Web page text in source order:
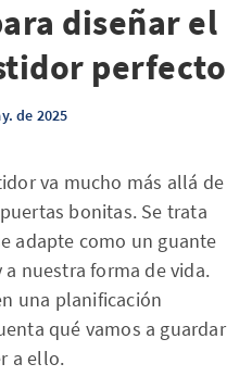
diseñar el
perfecto
de 2025
va mucho más allá de
bonitas. Se trata
adapte como un guante
nuestra forma de vida.
una planificación
qué vamos a guardar
a ello.